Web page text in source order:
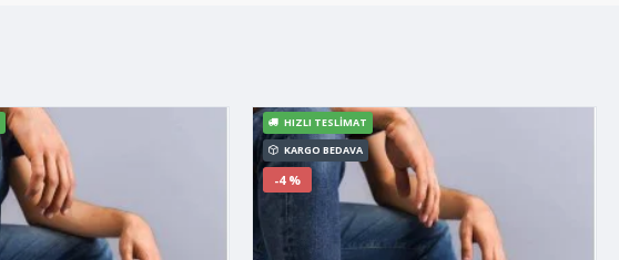
KARGO BEDAVA
HIZLI TESLIMAT
-4 %